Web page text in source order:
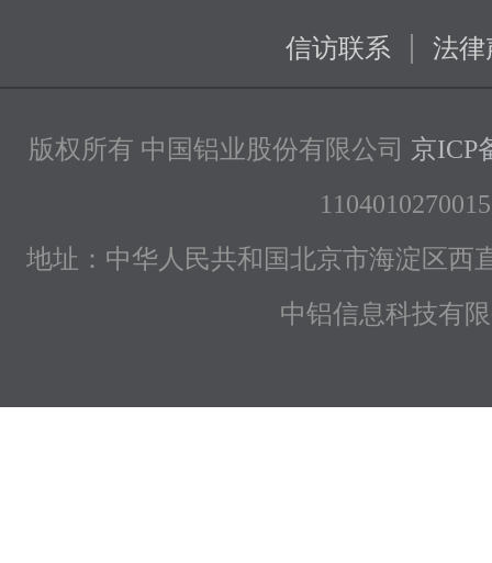
信访联系 | 法律
版权所有 中国铝业股份有限公司 京ICP
地址：中华人民共和国北京市海淀区西
中铝信息科技有